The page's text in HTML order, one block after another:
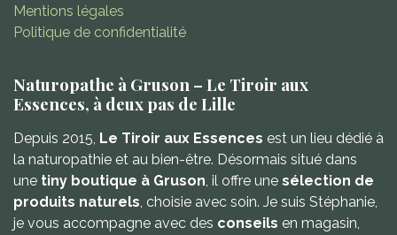
Mentions légales
Politique de confidentialité
Naturopathe à Gruson – Le Tiroir aux
Essences, à deux pas de Lille
Depuis 2015, Le Tiroir aux Essences est un lieu dédié à
la naturopathie et au bien-être. Désormais situé dans
une tiny boutique à Gruson, il offre une sélection de
produits naturels, choisie avec soin. Je suis Stéphanie,
je vous accompagne avec des conseils en magasin,